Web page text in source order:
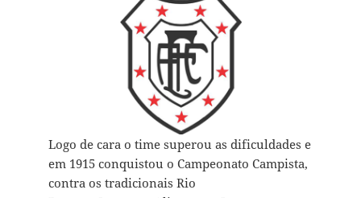
Logo de cara o time superou as dificuldades e
em 1915 conquistou o Campeonato Campista,
contra os tradicionais Rio